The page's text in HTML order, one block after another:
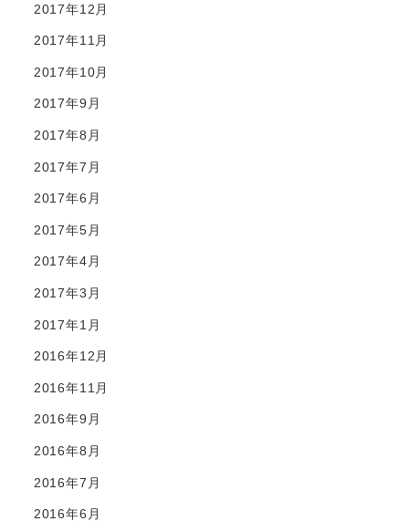
2017年12月
2017年11月
2017年10月
2017年9月
2017年8月
2017年7月
2017年6月
2017年5月
2017年4月
2017年3月
2017年1月
2016年12月
2016年11月
2016年9月
2016年8月
2016年7月
2016年6月